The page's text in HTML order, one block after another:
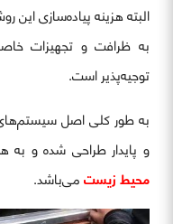
البته هزینه پیاده‌سازی
به ظرافت و تجهیزات
توجیه‌پذیر است.
به طور کلی اصل
و پایدار طراحی شده و
محیط زیستمی‌باشد.